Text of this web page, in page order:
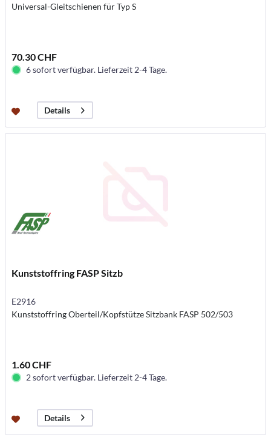
Universal-Gleitschienen für Typ S
70.30 CHF
6 sofort verfügbar. Lieferzeit 2-4 Tage.
Details
Kunststoffring FASP Sitzb
E2916
Kunststoffring Oberteil/Kopfstütze Sitzbank FASP 502/503
1.60 CHF
2 sofort verfügbar. Lieferzeit 2-4 Tage.
Details